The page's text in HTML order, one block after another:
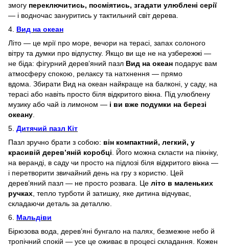
змогу переключитись, посміятись, згадати улюблені серії
— і водночас зануритись у тактильний світ дерева.
4. Вид на океан
Літо — це мрії про море, вечори на терасі, запах солоного
вітру та думки про відпустку. Якщо ви ще не на узбережжі —
не біда: фігурний дерев’яний пазл Вид на океан подарує вам
атмосферу спокою, релаксу та натхнення — прямо
вдома. Збирати Вид на океан найкраще на балконі, у саду, на
терасі або навіть просто біля відкритого вікна. Під улюблену
музику або чай із лимоном — і ви вже подумки на березі
океану.
5. Дитячий пазл Кіт
Пазл зручно брати з собою: він компактний, легкий, у
красивій дерев’яній коробці. Його можна скласти на пікніку,
на веранді, в саду чи просто на підлозі біля відкритого вікна —
і перетворити звичайний день на гру з користю. Цей
дерев’яний пазл — не просто розвага. Це літо в маленьких
ручках, тепло турботи й затишку, яке дитина відчуває,
складаючи деталь за деталлю.
6. Мальдіви
Бірюзова вода, дерев’яні бунгало на палях, безмежне небо й
тропічний спокій — усе це оживає в процесі складання. Кожен